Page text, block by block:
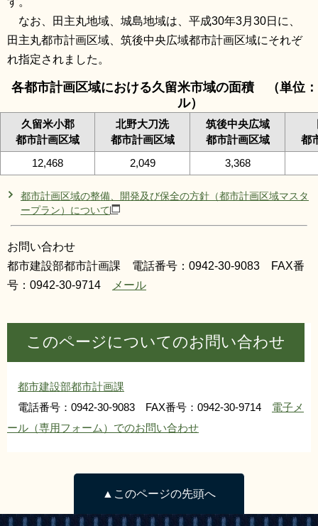
なお、田主丸地域、城島地域は、平成30年3月30日に、
田主丸都市計画区域、筑後中央広域都市計画区域にそれぞ
れ指定されました。
各都市計画区域における久留米市域の面積 （単位
ル）
久留米小郡
都市計画区域
北野大刀洗
都市計画区域
筑後中央広域
都市計画区域
都
12,468
2,049 3,368
都市計画区域の整備、開発及び保全の方針（都市計画区域マスタ
ープラン）について
お問い合わせ
都市建設部都市計画課 電話番号：0942-30-9083 FAX番
号：0942-30-9714
メール
このページについてのお問い合わせ
都市建設部都市計画課
電話番号：0942-30-9083 FAX番号：0942-30-9714 電子メ
ール（専用フォーム）でのお問い合わせ
▲このページの先頭へ